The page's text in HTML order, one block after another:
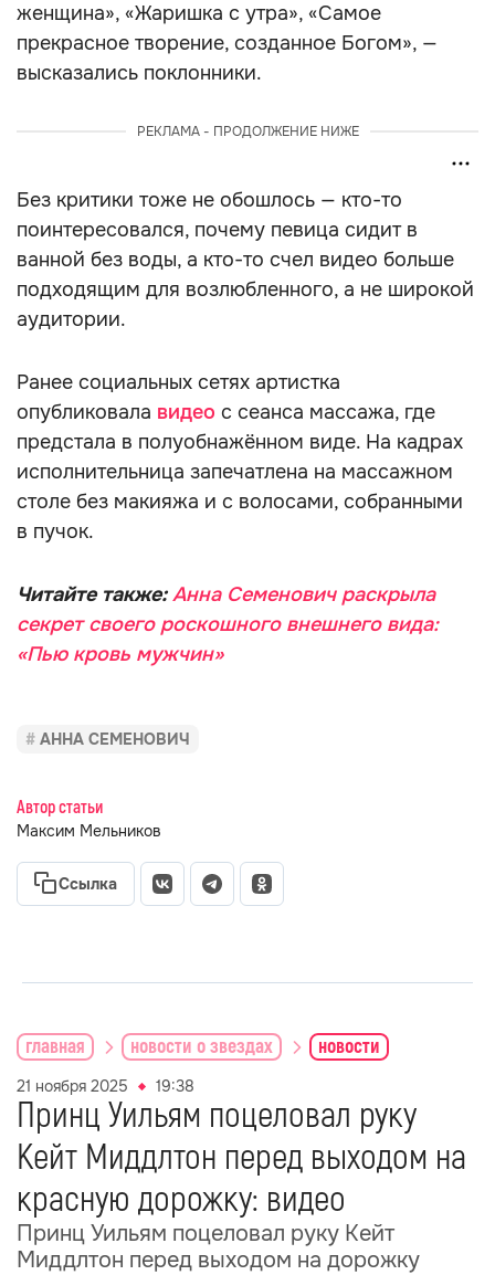
женщина», «Жаришка с утра», «Самое
прекрасное творение, созданное Богом», —
высказались поклонники.
РЕКЛАМА - ПРОДОЛЖЕНИЕ НИЖЕ
Без критики тоже не обошлось — кто-то
поинтересовался, почему певица сидит в
ванной без воды, а кто-то счел видео больше
подходящим для возлюбленного, а не широкой
аудитории.
Ранее социальных сетях артистка
опубликовала видео с сеанса массажа, где
предстала в полуобнажённом виде. На кадрах
исполнительница запечатлена на массажном
столе без макияжа и с волосами, собранными
в пучок.
Читайте также:Анна Семенович раскрыла
секрет своего роскошного внешнего вида:
«Пью кровь мужчин»
АННА СЕМЕНОВИЧ
Автор статьи
Максим Мельников
Ссылка
главная новости о звездах новости
21 ноября 2025 19:38
Принц Уильям поцеловал руку
Кейт Миддлтон перед выходом на
красную дорожку: видео
Принц Уильям поцеловал руку Кейт
Миддлтон перед выходом на дорожку